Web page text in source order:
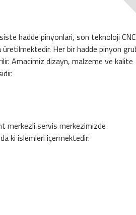
hadde pinyonlari, son teknoloji CNC
Her bir hadde pinyon
Amacimiz dizayn, malzeme ve kalite
merkezli servis merkezimizde
ki islemleri içermektedir: